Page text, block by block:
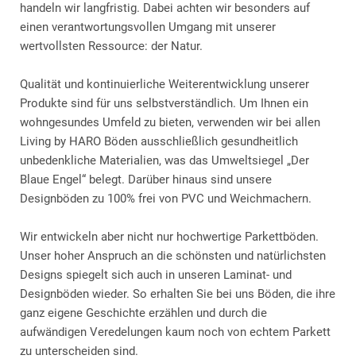
handeln wir langfristig. Dabei achten wir besonders auf
einen verantwortungsvollen Umgang mit unserer
wertvollsten Ressource: der Natur.
Qualität und kontinuierliche Weiterentwicklung unserer
Produkte sind für uns selbstverständlich. Um Ihnen ein
wohngesundes Umfeld zu bieten, verwenden wir bei allen
Living by HARO Böden ausschließlich gesundheitlich
unbedenkliche Materialien, was das Umweltsiegel „Der
Blaue Engel“ belegt. Darüber hinaus sind unsere
Designböden zu 100% frei von PVC und Weichmachern.
Wir entwickeln aber nicht nur hochwertige Parkettböden.
Unser hoher Anspruch an die schönsten und natürlichsten
Designs spiegelt sich auch in unseren Laminat- und
Designböden wieder. So erhalten Sie bei uns Böden, die ihre
ganz eigene Geschichte erzählen und durch die
aufwändigen Veredelungen kaum noch von echtem Parkett
zu unterscheiden sind.